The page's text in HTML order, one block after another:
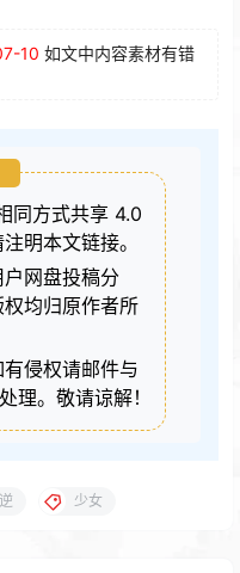
10 如文中内容素材有错
同方式共享 4.0
明本文链接。
网盘投稿分
均归原作者所
侵权请邮件与
理。敬请谅解！
少女